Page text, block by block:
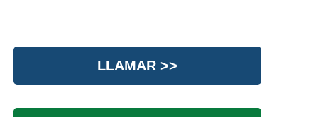
LLAMAR >>